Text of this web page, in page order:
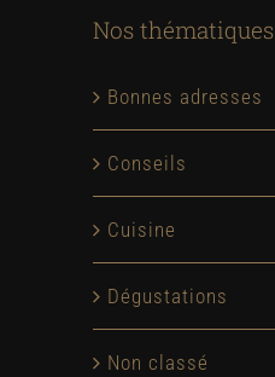
Nos thématiques
Bonnes adresses
Conseils
Cuisine
Dégustations
Non classé